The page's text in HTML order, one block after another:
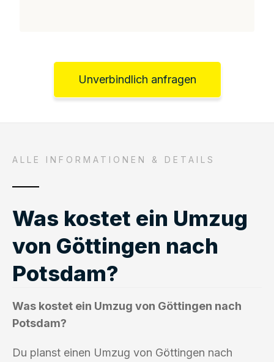
Unverbindlich anfragen
ALLE INFORMATIONEN & DETAILS
Was kostet ein Umzug
von Göttingen nach
Potsdam?
Was kostet ein Umzug von Göttingen nach
Potsdam?
Du planst einen Umzug von Göttingen nach